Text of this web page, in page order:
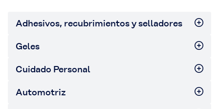
Adhesivos, recubrimientos y selladores
Geles
Cuidado Personal
Automotriz